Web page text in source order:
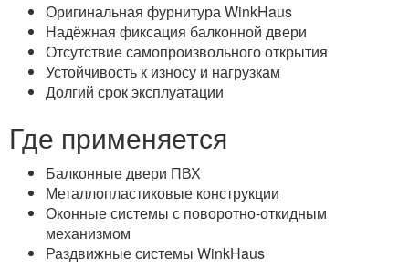
Оригинальная фурнитура WinkHaus
Надёжная фиксация балконной двери
Отсутствие самопроизвольного открытия
Устойчивость к износу и нагрузкам
Долгий срок эксплуатации
Где применяется
Балконные двери ПВХ
Металлопластиковые конструкции
Оконные системы с поворотно-откидным
механизмом
Раздвижные системы WinkHaus